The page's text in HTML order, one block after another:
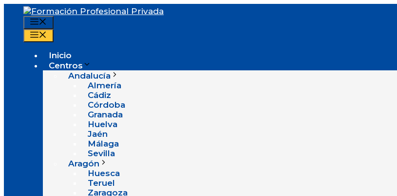
Saltar
contenido
Inicio
Centros
Andalucía
Almería
Cádiz
Córdoba
Granada
Huelva
Jaén
Málaga
Sevilla
Aragón
Huesca
Teruel
Zaragoza